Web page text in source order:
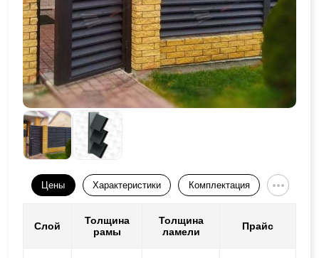
Цены Характеристики Комплектация
Слой
Толщина
рамы
Толщина
ламели
Прайс